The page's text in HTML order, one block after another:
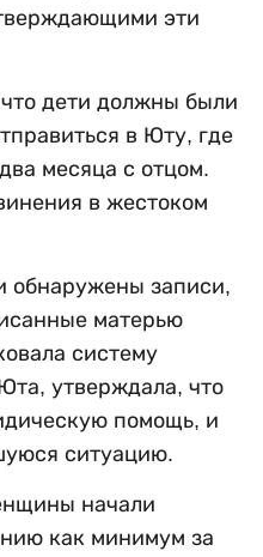
эти
дети должны были
в Юту, где
месяца с отцом.
в жестоком
обнаружены записи,
матерью
систему
утверждала, что
помощь, и
ситуацию.
начали
как минимум за